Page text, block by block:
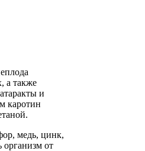
а также
и
каротин
медь, цинк,
организм от